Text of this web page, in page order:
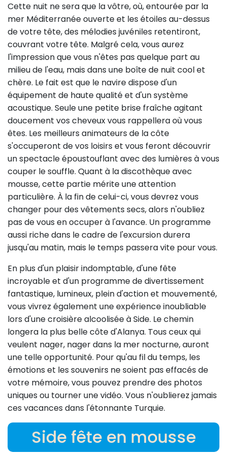
Cette nuit ne sera que la vôtre, où, entourée par la
mer Méditerranée ouverte et les étoiles au-dessus
de votre tête, des mélodies juvéniles retentiront,
couvrant votre tête. Malgré cela, vous aurez
l'impression que vous n'êtes pas quelque part au
milieu de l'eau, mais dans une boîte de nuit cool et
chère. Le fait est que le navire dispose d'un
équipement de haute qualité et d'un système
acoustique. Seule une petite brise fraîche agitant
doucement vos cheveux vous rappellera où vous
êtes. Les meilleurs animateurs de la côte
s'occuperont de vos loisirs et vous feront découvrir
un spectacle époustouflant avec des lumières à vous
couper le souffle. Quant à la discothèque avec
mousse, cette partie mérite une attention
particulière. À la fin de celui-ci, vous devrez vous
changer pour des vêtements secs, alors n'oubliez
pas de vous en occuper à l'avance. Un programme
aussi riche dans le cadre de l'excursion durera
jusqu'au matin, mais le temps passera vite pour vous.
En plus d'un plaisir indomptable, d'une fête
incroyable et d'un programme de divertissement
fantastique, lumineux, plein d'action et mouvementé,
vous vivrez également une expérience inoubliable
lors d'une croisière alcoolisée à Side. Le chemin
longera la plus belle côte d'Alanya. Tous ceux qui
veulent nager, nager dans la mer nocturne, auront
une telle opportunité. Pour qu'au fil du temps, les
émotions et les souvenirs ne soient pas effacés de
votre mémoire, vous pouvez prendre des photos
uniques ou tourner une vidéo. Vous n'oublierez jamais
ces vacances dans l'étonnante Turquie.
Side fête en mousse